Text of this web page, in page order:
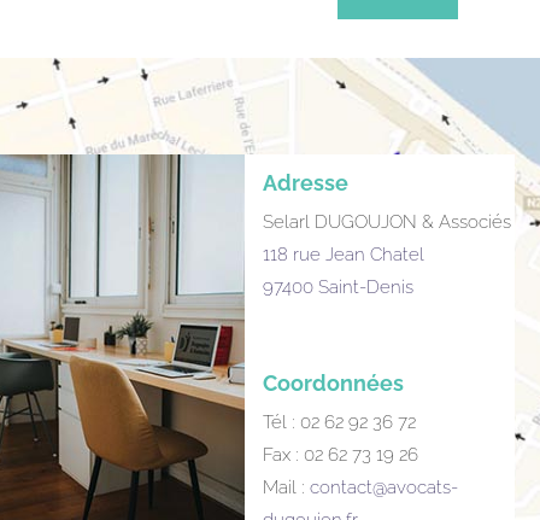
Adresse
Selarl DUGOUJON & Associés
118 rue Jean Chatel
97400 Saint-Denis
Coordonnées
Tél : 02 62 92 36 72
Fax : 02 62 73 19 26
Mail : contact@avocats-